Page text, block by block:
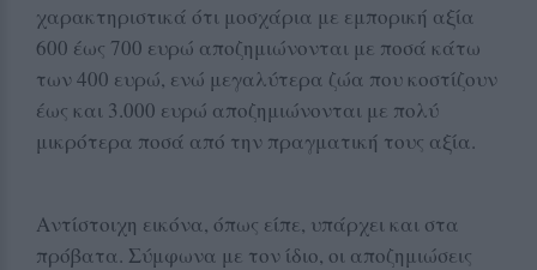
χαρακτηριστικά ότι μοσχάρια με εμπορική αξία
600 έως 700 ευρώ αποζημιώνονται με ποσά κάτω
των 400 ευρώ, ενώ μεγαλύτερα ζώα που κοστίζουν
έως και 3.000 ευρώ αποζημιώνονται με πολύ
μικρότερα ποσά από την πραγματική τους αξία.
Αντίστοιχη εικόνα, όπως είπε, υπάρχει και στα
πρόβατα. Σύμφωνα με τον ίδιο, οι αποζημιώσεις